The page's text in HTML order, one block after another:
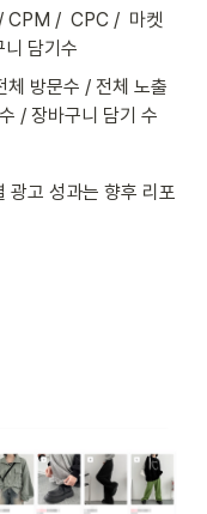
CPM /  CPC /  마켓
담기수
체 방문수 / 전체 노출
/ 장바구니 담기 수
광고 성과는 향후 리포